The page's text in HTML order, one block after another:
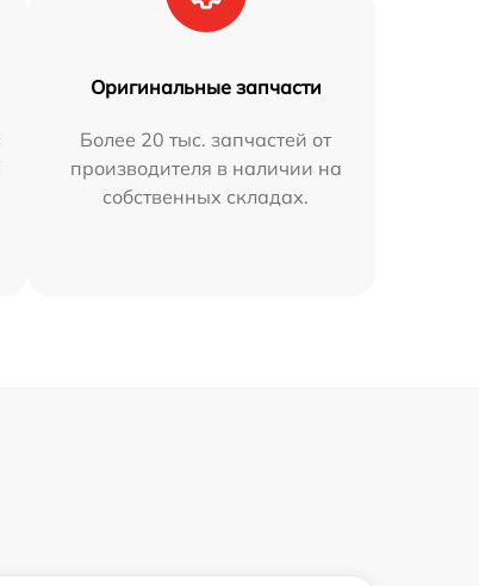
Оригинальные запчасти
Более 20 тыс. запчастей от
производителя в наличии на
собственных складах.